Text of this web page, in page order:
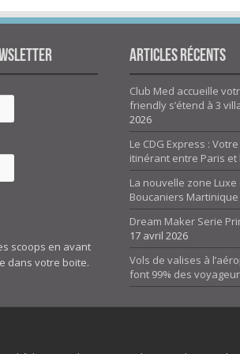
scoops en avant
dans votre boite.
Articles Récents
Club Med accueille
friendly s’étend à 3
2026
Le CDG Express :
itinérant entre Paris et
La nouvelle zone Luxe
Boucaniers Martinique
Dream Maker Serie
17 avril 2026
Vols de valises à
font 99% des